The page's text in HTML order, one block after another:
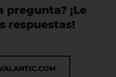
pregunta? ¡Le
respuestas!